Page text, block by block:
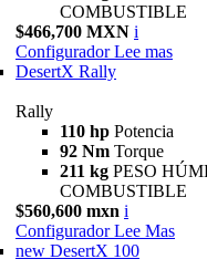
COMBUSTIBLE
$466,700 MXN i
Configurador Lee mas
DesertX Rally
Rally
110 hp Potencia
92 Nm Torque
211 kg PESO
COMBUSTIBLE
$560,600 mxn i
Configurador Lee Mas
new DesertX 100